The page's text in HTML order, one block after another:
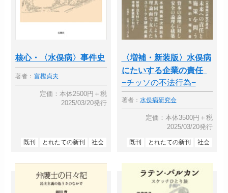
核心・〈水俣病〉事件史
著者： 富樫貞夫
定価：本体2500円＋税
2025/03/20発行
既刊 とれたての新刊 社会
〈増補・新装版〉水俣病
にたいする企業の責任
−チッソの不法行為−
著者： 水俣病研究会
定価：本体3500円＋税
2025/03/20発行
既刊 とれたての新刊 社会